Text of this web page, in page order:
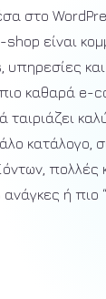
στο
shop είναι
και
καθαρά e-
κατάλογο,
πολλές
ή πιο